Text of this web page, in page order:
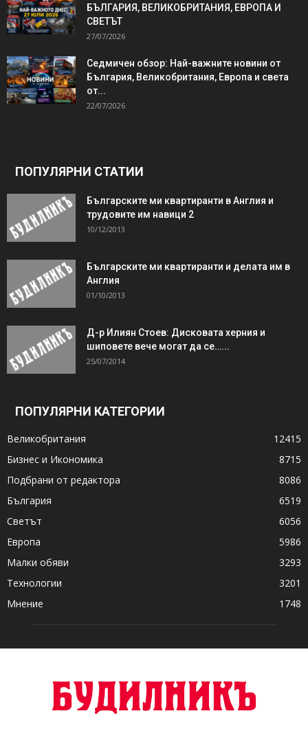
БЪЛГАРИЯ, ВЕЛИКОБРИТАНИЯ, ЕВРОПА И
СВЕТЪТ
27/07/2026
Седмичен обзор: Най-важните новини от
България, Великобритания, Европа и света
от...
22/07/2026
ПОПУЛЯРНИ СТАТИИ
Българските ми квартиранти в Англия и
трудовите им навици 2
10/12/2013
Българските ми квартиранти и делата им в
Англия
01/10/2013
Д-р Илиян Стоев: Дисковата херния и
шиповете вече могат да се…...
25/07/2014
ПОПУЛЯРНИ КАТЕГОРИИ
Великобритания
12415
Бизнес и Икономика
8715
Подбрани от редактора
8086
България
6519
Светът
6056
Европа
5986
Малки обяви
3293
Технологии
3201
Мнение
1748